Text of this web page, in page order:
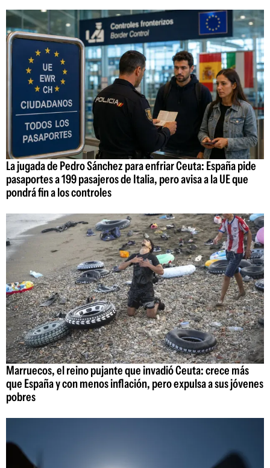
La jugada de Pedro Sánchez para enfriar Ceuta: España pide
pasaportes a 199 pasajeros de Italia, pero avisa a la UE que
pondrá fin a los controles
Marruecos, el reino pujante que invadió Ceuta: crece más
que España y con menos inflación, pero expulsa a sus jóvenes
pobres